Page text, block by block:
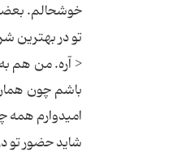
خوشحالم.
تو در بهترین
< آره. من هم
باشم چون
امیدوارم
شاید حضور تو